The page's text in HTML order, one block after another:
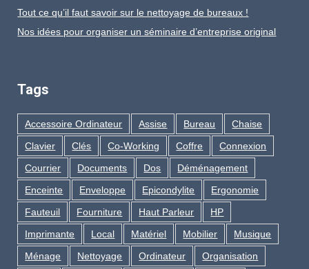
Tout ce qu’il faut savoir sur le nettoyage de bureaux !
Nos idées pour organiser un séminaire d’entreprise original
Tags
Accessoire Ordinateur Assise Bureau
Chaise
Clavier
Clés Co-Working Coffre
Connexion
Courrier
Documents Dos
Déménagement
Enceinte
Enveloppe Epicondylite
Ergonomie
Fauteuil
Fourniture Haut Parleur
HP
Imprimante
Local Matériel Mobilier
Musique
Ménage
Nettoyage Ordinateur
Organisation